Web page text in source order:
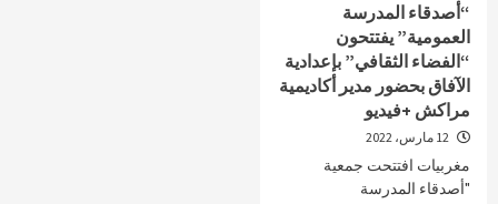
“أصدقاء المدرسة
العمومية” يفتتحون
“الفضاء الثقافي” بإعدادية
الآفاق بحضور مدير أكاديمية
مراكش +فيديو
مغربيات افتتحت جمعية
"أصدقاء المدرسة